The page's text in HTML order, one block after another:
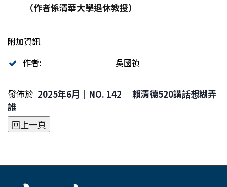
（作者係清華大學退休教授）
附加資訊
作者:
吳國禎
發佈於 2025年6月｜NO. 142│ 賴清德520講話想糊弄
誰